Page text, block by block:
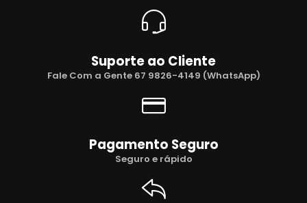
Suporte ao Cliente
Fale Com a Gente 67 9826-4149 (WhatsApp)
Pagamento Seguro
Seguro e rápido